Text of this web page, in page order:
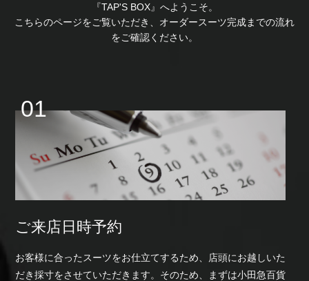
『TAP'S BOX』へようこそ。
こちらのページをご覧いただき、オーダースーツ完成までの流れ
をご確認ください。
ご来店日時予約
お客様に合ったスーツをお仕立てするため、店頭にお越しいた
だき採寸をさせていただきます。そのため、まずは小田急百貨